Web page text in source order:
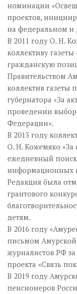
номинации
проектов,
на федеральном и
В 2011 году О. Н.
коллективу
гражданскую
Правительством
коллектив газеты
губернатора «За
проведении
Федерации».
В 2013 году
О. Н. Кожемяко «За
ежедневный
информационных
Редакция была
грантового
детям.
В 2016 году
письмом
журналистов РФ
проекта «Связь
В 2019 году
пенсионеров